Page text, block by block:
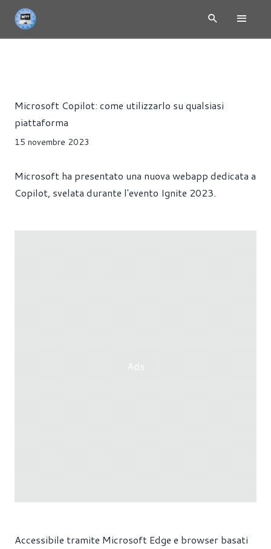
Microsoft Copilot: come utilizzarlo su qualsiasi
piattaforma
15 novembre 2023
Microsoft ha presentato una nuova webapp dedicata a
Copilot, svelata durante l'evento Ignite 2023.
Accessibile tramite Microsoft Edge e browser basati